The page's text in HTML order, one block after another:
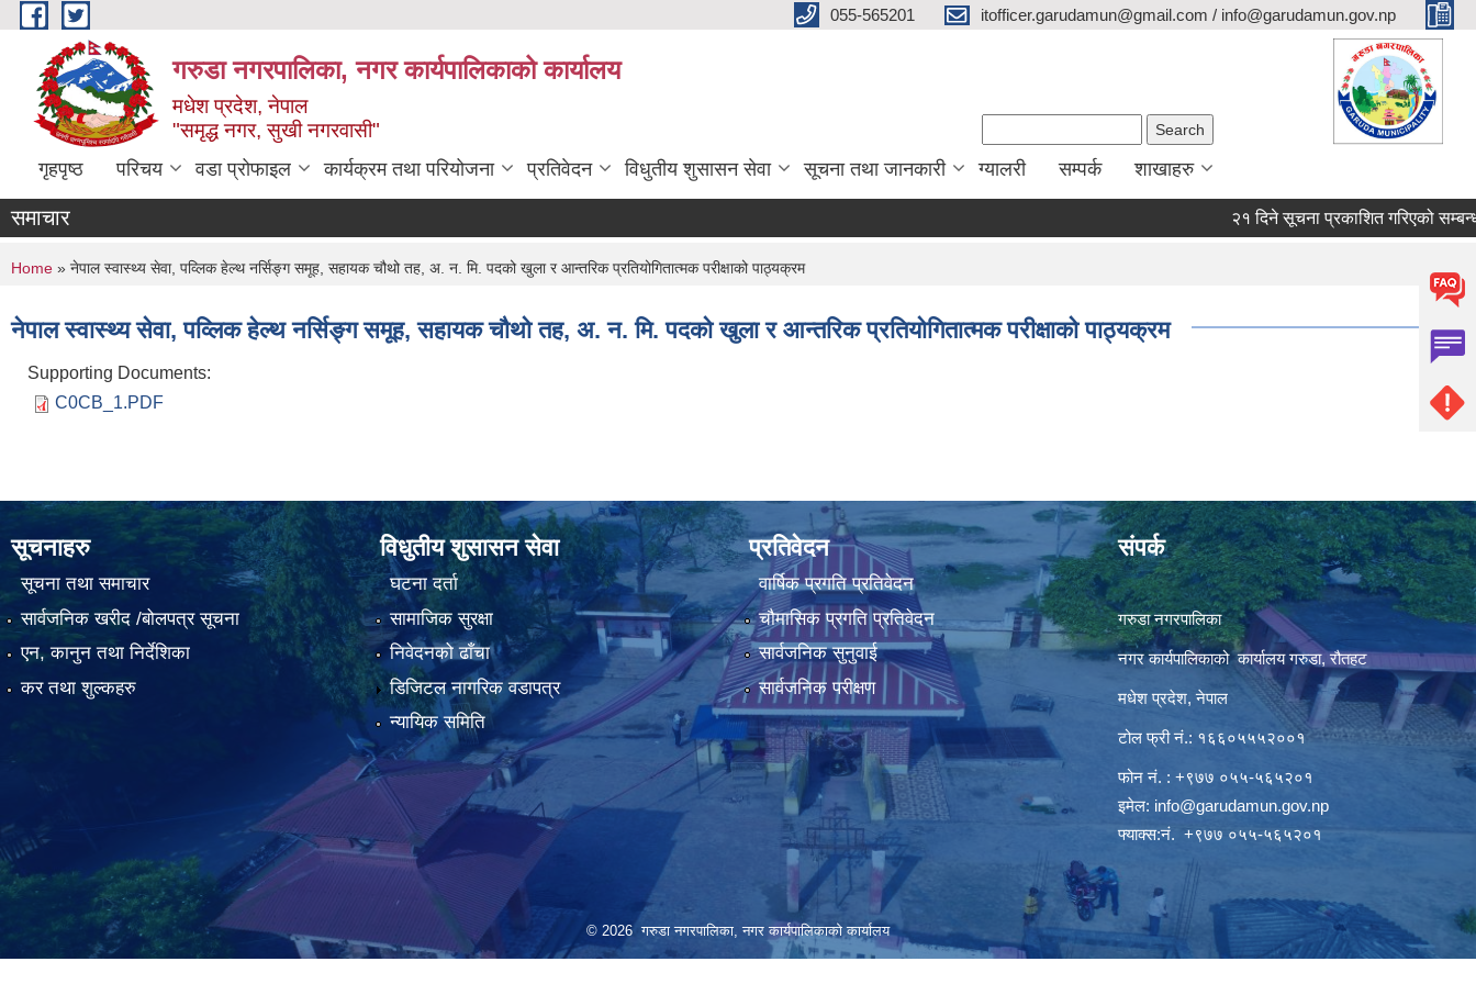
Skip to main content 055-565201 itofficer.garudamun@gmail.com / info@garudamun.gov.np
गरुडा नगरपालिका, नगर कार्यपालिकाको कार्यालय
मधेश प्रदेश, नेपाल
"समृद्ध नगर, सुखी नगरवासी"
गृहपृष्ठ परिचय वडा प्रोफाइल कार्यक्रम तथा परियोजना प्रतिवेदन विधुतीय शुसासन सेवा सूचना तथा जानकारी ग्यालरी सम्पर्क शाखाहरु
समाचार २१ दिने सूचना प्रकाशित गरिएको
You are here
Home » नेपाल स्वास्थ्य सेवा, पव्लिक हेल्थ नर्सिङ्ग समूह, सहायक चौथो तह, अ. न. मि. पदको खुला र आन्तरिक प्रतियोगितात्मक परीक्षाको पाठ्यक्रम
नेपाल स्वास्थ्य सेवा, पव्लिक हेल्थ नर्सिङ्ग समूह, सहायक चौथो तह, अ. न. मि. पदको खुला र आन्तरिक प्रतियोगितात्मक परीक्षाको पाठ्यक्रम
Supporting Documents:
C0CB_1.PDF
सूचनाहरु
सूचना तथा समाचार
सार्वजनिक खरीद /बोलपत्र सूचना
एन, कानुन तथा निर्देशिका
कर तथा शुल्कहरु
विधुतीय शुसासन सेवा
घटना दर्ता
सामाजिक सुरक्षा
निवेदनको ढाँचा
डिजिटल नागरिक वडापत्र
न्यायिक समिति
प्रतिवेदन
वार्षिक प्रगति प्रतिवेदन
चौमासिक प्रगति प्रतिवेदन
सार्वजनिक सुनुवाई
सार्वजनिक परीक्षण
संपर्क
गरुडा नगरपालिका
नगर कार्यपालिकाको कार्यालय गरुडा, रौतहट
मधेश प्रदेश, नेपाल
टोल फ्री नं.: १६६०५५५२००१
फोन नं. : +९७७ ०५५-५६५२०१
इमेल: info@garudamun.gov.np
फ्याक्स:नं. +९७७ ०५५-५६५२०१
© 2026 गरुडा नगरपालिका, नगर कार्यपालिकाको कार्यालय